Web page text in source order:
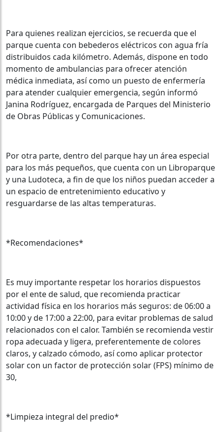
Para quienes realizan ejercicios, se recuerda que el
parque cuenta con bebederos eléctricos con agua fría
distribuidos cada kilómetro. Además, dispone en todo
momento de ambulancias para ofrecer atención
médica inmediata, así como un puesto de enfermería
para atender cualquier emergencia, según informó
Janina Rodríguez, encargada de Parques del Ministerio
de Obras Públicas y Comunicaciones.
Por otra parte, dentro del parque hay un área especial
para los más pequeños, que cuenta con un Libroparque
y una Ludoteca, a fin de que los niños puedan acceder a
un espacio de entretenimiento educativo y
resguardarse de las altas temperaturas.
*Recomendaciones*
Es muy importante respetar los horarios dispuestos
por el ente de salud, que recomienda practicar
actividad física en los horarios más seguros: de 06:00 a
10:00 y de 17:00 a 22:00, para evitar problemas de salud
relacionados con el calor. También se recomienda vestir
ropa adecuada y ligera, preferentemente de colores
claros, y calzado cómodo, así como aplicar protector
solar con un factor de protección solar (FPS) mínimo de
30,
*Limpieza integral del predio*